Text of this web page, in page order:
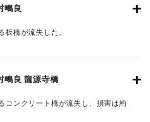
12年6月23日朝刊7面】
鴫良
板橋が流失した。
鴫良 龍源寺橋
コンクリート橋が流失し、損害は約